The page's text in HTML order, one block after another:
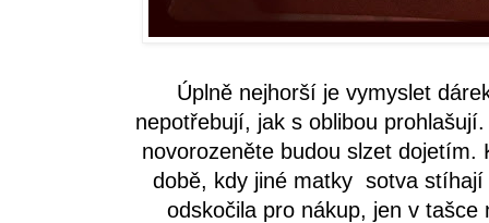
Úplně nejhorší je vymyslet
nepotřebují, jak s oblibou
novorozeněte budou slzet dojetím.
době, kdy jiné matky sotva
odskočila pro nákup, jen v